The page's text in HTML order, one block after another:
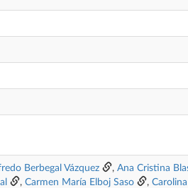
Berbegal Vázquez , Ana Cristina
, Carmen María Elboj Saso ,